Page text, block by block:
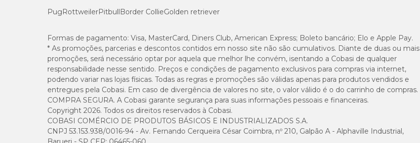
PugRottweilerPitbullBorder CollieGolden retriever
Formas de pagamento: Visa, MasterCard, Diners Club, American Express; Boleto bancário; Elo e Apple Pay.
* As promoções, parcerias e descontos contidos em nosso site não são cumulativos. Diante de duas ou mais
promoções, será necessário optar por aquela que melhor lhe convém, isentando a Cobasi de qualquer
responsabilidade nesse sentido. Preços e condições de pagamento exclusivos para compras via internet,
podendo variar nas lojas físicas. Todas as regras e promoções são válidas apenas para produtos vendidos e
entregues pela Cobasi. Em caso de divergência de valores no site, o valor válido é o do carrinho de compras.
COMPRA SEGURA. A Cobasi garante segurança para suas informações pessoais e financeiras.
Copyright 2026. Todos os direitos reservados à Cobasi.
COBASI COMÉRCIO DE PRODUTOS BÁSICOS E INDUSTRIALIZADOS S.A.
CNPJ 53.153.938/0016-94 - Av. Fernando Cerqueira César Coimbra, nº 210, Galpão A - Alphaville Industrial,